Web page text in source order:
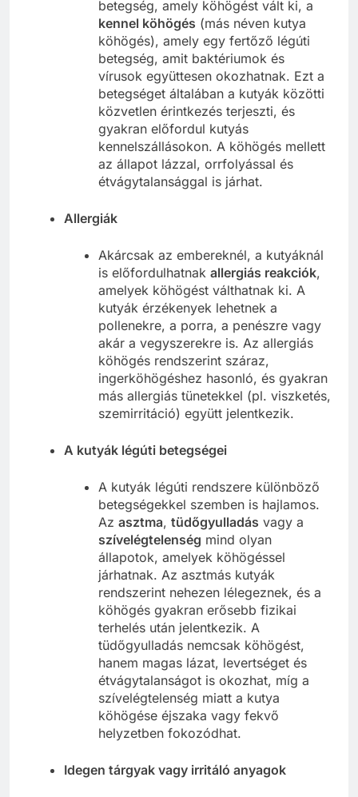
betegség, amely köhögést vált ki, a
kennel köhögés (más néven kutya
köhögés), amely egy fertőző légúti
betegség, amit baktériumok és
vírusok együttesen okozhatnak. Ezt a
betegséget általában a kutyák közötti
közvetlen érintkezés terjeszti, és
gyakran előfordul kutyás
kennelszállásokon. A köhögés mellett
az állapot lázzal, orrfolyással és
étvágytalansággal is járhat.
Allergiák
Akárcsak az embereknél, a kutyáknál
is előfordulhatnakallergiás reakciók,
amelyek köhögést válthatnak ki. A
kutyák érzékenyek lehetnek a
pollenekre, a porra, a penészre vagy
akár a vegyszerekre is. Az allergiás
köhögés rendszerint száraz,
ingerköhögéshez hasonló, és gyakran
más allergiás tünetekkel (pl. viszketés,
szemirritáció) együtt jelentkezik.
A kutyák légúti betegségei
A kutyák légúti rendszere különböző
betegségekkel szemben is hajlamos.
Azasztma,tüdőgyulladás vagy a
szívelégtelenség mind olyan
állapotok, amelyek köhögéssel
járhatnak. Az asztmás kutyák
rendszerint nehezen lélegeznek, és a
köhögés gyakran erősebb fizikai
terhelés után jelentkezik. A
tüdőgyulladás nemcsak köhögést,
hanem magas lázat, levertséget és
étvágytalanságot is okozhat, míg a
szívelégtelenség miatt a kutya
köhögése éjszaka vagy fekvő
helyzetben fokozódhat.
Idegen tárgyak vagy irritáló anyagok